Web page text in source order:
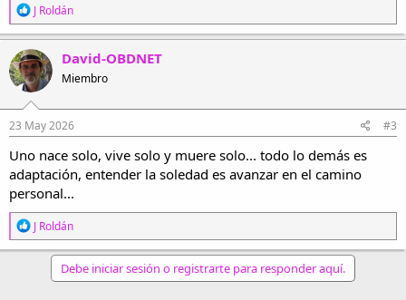
R
e
a
c
c
i
o
n
e
s
:
J Roldán
David-OBDNET
Miembro
23 May 2026 #3
Uno nace solo, vive solo y muere solo... todo lo demás es
adaptación, entender la soledad es avanzar en el camino
personal...
R
e
a
J Roldán
Debe iniciar sesión o registrarte para responder aquí.